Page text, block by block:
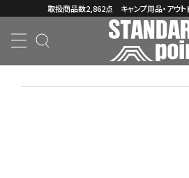
取扱商品数2,862点 キャンプ用品・アウ
キャンプ 登山 用途・場
所
コンテンツ
ホーム ギャラリー